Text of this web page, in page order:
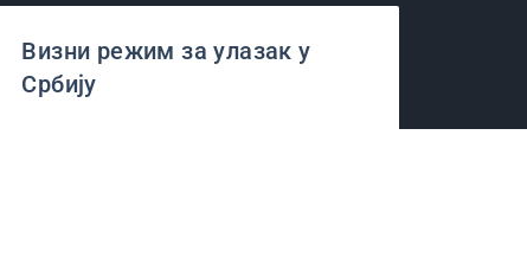
Визни режим за улазак у
Србију